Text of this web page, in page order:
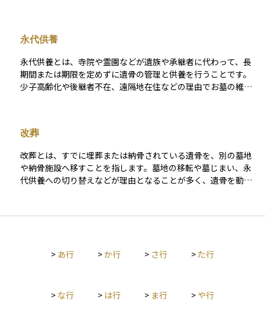
手続きが必要です。資産管理や相続の観点からも、墓じまいは
将来の維持管理費や負担を軽減する選択肢の一つとして注目さ
れています。
永代供養
永代供養とは、寺院や霊園などが遺族や承継者に代わって、長
期間または期限を定めずに遺骨の管理と供養を行うことです。
少子高齢化や後継者不在、遠隔地在住などの理由でお墓の維持
いです。墓埋法の規定に基づき適正に管理され、無縁墓化を防
ぐ役割も果たします。資産整理や終活において、将来の供養負
担を軽減する選択肢として広く利用されています。
改葬
改葬とは、すでに埋葬または納骨されている遺骨を、別の墓地
や納骨施設へ移すことを指します。墓地の移転や墓じまい、永
代供養への切り替えなどが理由となることが多く、遺骨を動か
受け入れ先の承諾、行政手続きなど複数のステップが伴いま
将来の維持管理負担を軽減する目的で行われることもありま
> あ行 >か行 > さ行 > た行
> な行 > は行 > ま行 > や行